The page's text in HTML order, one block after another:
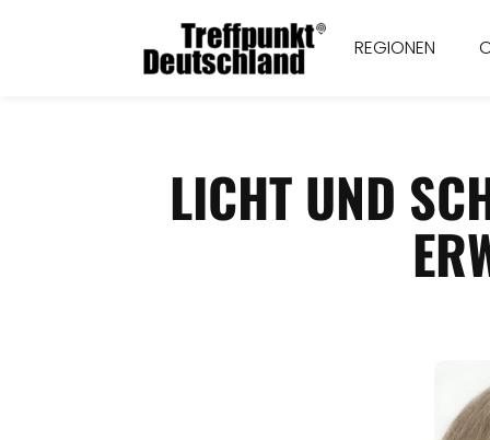
REGIONEN
LICHT UND